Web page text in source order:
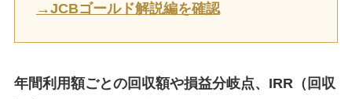
→JCBゴールド解説編を確認
年間利用額ごとの回収額や損益分岐点、IRR（回収